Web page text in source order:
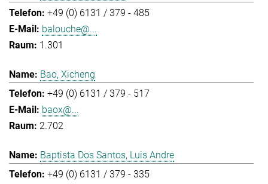
+49 (0) 6131 / 379 - 485
balouche@...
1.301
Bao, Xicheng
+49 (0) 6131 / 379 - 517
baox@...
2.702
Baptista Dos Santos, Luis Andre
+49 (0) 6131 / 379 - 335